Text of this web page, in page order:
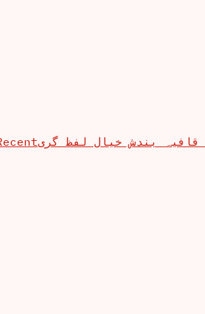
قافیہ بندش خیال لفظ گری